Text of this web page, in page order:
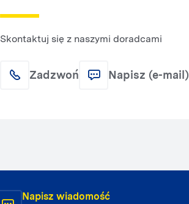
Skontaktuj się z naszymi doradcami
Zadzwoń Napisz (e-mail)
Napisz wiadomość